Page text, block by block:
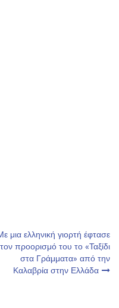
μια ελληνική γιορτή έφτασε
προορισμό του το «Ταξίδι
στα Γράμματα» από την
Καλαβρία στην Ελλάδα